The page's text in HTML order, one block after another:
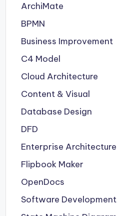
ArchiMate
BPMN
Business Improvement
C4 Model
Cloud Architecture
Content & Visual
Database Design
DFD
Enterprise Architecture
Flipbook Maker
OpenDocs
Software Development